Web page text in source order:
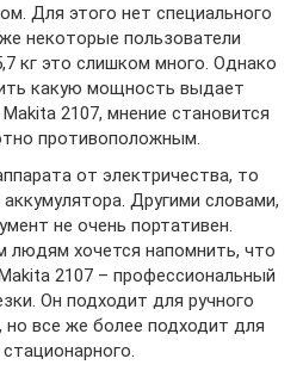
Для этого нет специального
некоторые пользователи
кг это слишком много. Однако
какую мощность выдает
2107, мнение становится
противоположным.
от электричества, то
Другими словами,
не очень портативен.
людям хочется напомнить, что
2107 – профессиональный
Он подходит для ручного
но все же более подходит для
стационарного.